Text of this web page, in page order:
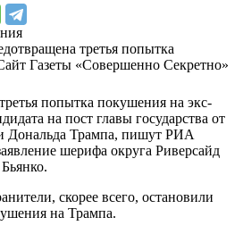
попытка покушения на экс-
на пост главы государства от
Дональда Трампа, пишут РИА
шерифа округа Риверсайд
скорее всего, остановили
на Трампа.